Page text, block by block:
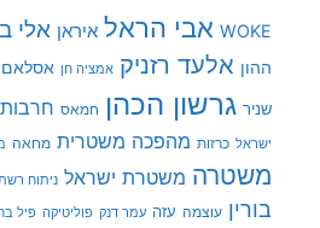
WOKE אבי הראל איראן אלי
ההון אלעד רזניק אמציה חן אסלאם
שניר גרשון הכהן חמאס
ישראל כרזות מהפכה משטרית מחאה
משטרה משטרת ישראל ניתוח
בורין עוצמה עזה עמר דנק פוליטיקה פיל